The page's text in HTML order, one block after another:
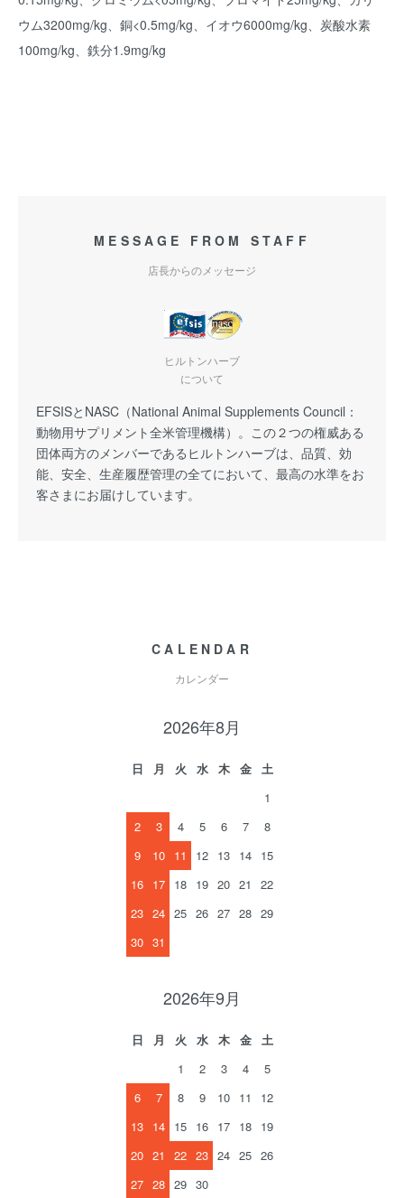
ウム3200mg/kg、銅<0.5mg/kg、イオウ6000mg/kg、炭酸水素
100mg/kg、鉄分1.9mg/kg
MESSAGE FROM STAFF
店長からのメッセージ
ヒルトンハーブ
について
EFSISとNASC（National Animal Supplements Council：
動物用サプリメント全米管理機構）。この２つの権威ある
団体両方のメンバーであるヒルトンハーブは、品質、効
能、安全、生産履歴管理の全てにおいて、最高の水準をお
客さまにお届けしています。
CALENDAR
カレンダー
2026年8月
日 月 火 水 木 金
土
1
2
3 4 5 6 7
8
9
10 11 12 13 14 15
16 17 18 19 20 21
22
23 24 25 26 27 28 29
30 31
2026年9月
日 月 火 水 木 金
土
1
2 3 4
5
6
7 8 9 10 11
12
13 14 15 16 17 18 19
20 21 22 23 24 25 26
27 28 29 30